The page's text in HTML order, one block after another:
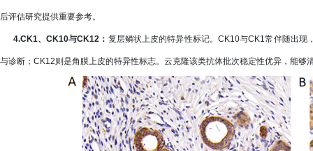
后评估研究提供重要参考。
4.CK1、CK10与CK12： 复层鳞状上皮的特异性标记。CK10与CK1常伴随出
与诊断；CK12则是角膜上皮的特异性标志。云克隆该类抗体批次稳定性优异，能够